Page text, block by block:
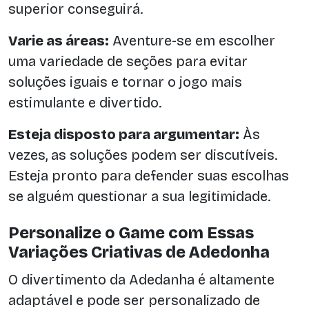
superior conseguirá.
Varie as áreas: Aventure-se em escolher
uma variedade de seções para evitar
soluções iguais e tornar o jogo mais
estimulante e divertido.
Esteja disposto para argumentar: Às
vezes, as soluções podem ser discutíveis.
Esteja pronto para defender suas escolhas
se alguém questionar a sua legitimidade.
Personalize o Game com Essas
Variações Criativas de Adedonha
O divertimento da Adedanha é altamente
adaptável e pode ser personalizado de